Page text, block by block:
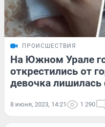
ПРОИСШЕСТВИЯ
На Южном Урале
открестились от
девочка лишилась
8 июня, 2023, 14:21 1 290